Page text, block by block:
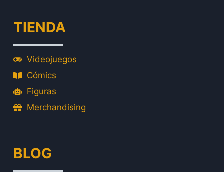
TIENDA
Videojuegos
Cómics
Figuras
Merchandising
BLOG